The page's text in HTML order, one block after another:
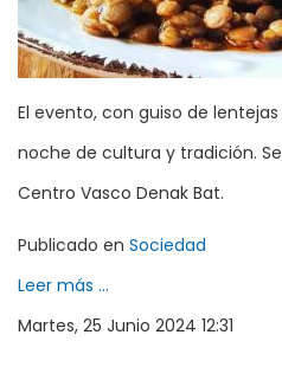
El evento, con guiso de
noche de cultura y tradición.
Centro Vasco Denak Bat.
Publicado en Sociedad
Leer más ...
Martes, 25 Junio 2024 12:31